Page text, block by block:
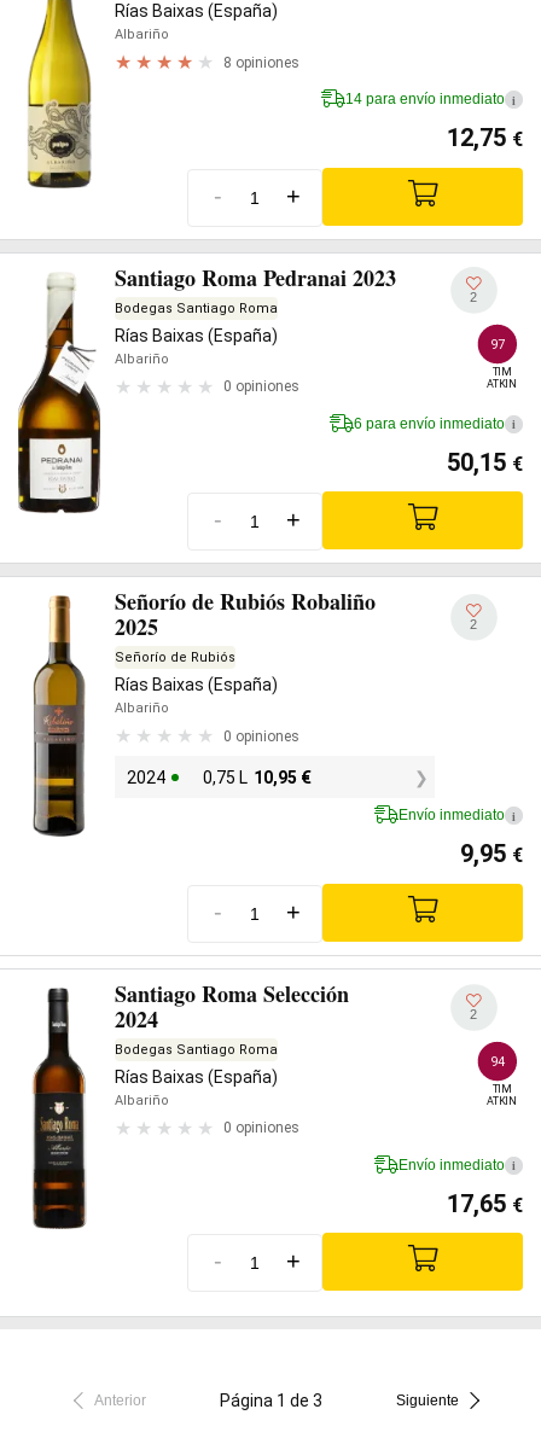
Rías Baixas (España)
Albariño
8 opiniones
14 para envío inmediato i
12,75 €
- +
Santiago Roma Pedranai 2023
Bodegas Santiago Roma
Rías Baixas (España)
Albariño
0 opiniones
2
97
TIM
ATKIN
6 para envío inmediato i
50,15 €
- +
Señorío de Rubiós Robaliño
2025
Señorío de Rubiós
Rías Baixas (España)
Albariño
0 opiniones
2024 0,75 L 10,95 €
2
Envío inmediato i
9,95 €
- +
Santiago Roma Selección
2024
Bodegas Santiago Roma
Rías Baixas (España)
Albariño
0 opiniones
2
94
TIM
ATKIN
Envío inmediato i
17,65 €
- +
Anterior Página 1 de 3 Siguiente